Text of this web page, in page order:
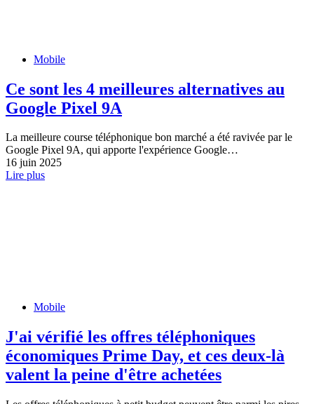
Mobile
Ce sont les 4 meilleures alternatives au
Google Pixel 9A
La meilleure course téléphonique bon marché a été ravivée par le
Google Pixel 9A, qui apporte l'expérience Google…
16 juin 2025
Lire plus
Mobile
J'ai vérifié les offres téléphoniques
économiques Prime Day, et ces deux-là
valent la peine d'être achetées